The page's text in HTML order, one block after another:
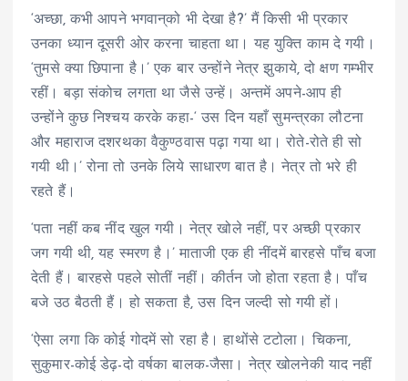
‘अच्छा, कभी आपने भगवान्‌को भी देखा है?’ मैं किसी भी प्रकार
उनका ध्यान दूसरी ओर करना चाहता था। यह युक्ति काम दे गयी।
‘तुमसे क्या छिपाना है।’ एक बार उन्होंने नेत्र झुकाये, दो क्षण गम्भीर
रहीं। बड़ा संकोच लगता था जैसे उन्हें। अन्तमें अपने-आप ही
उन्होंने कुछ निश्चय करके कहा-‘ उस दिन यहाँ सुमन्त्रका लौटना
और महाराज दशरथका वैकुण्ठवास पढ़ा गया था। रोते-रोते ही सो
गयी थी।’ रोना तो उनके लिये साधारण बात है। नेत्र तो भरे ही
रहते हैं।
‘पता नहीं कब नींद खुल गयी। नेत्र खोले नहीं, पर अच्छी प्रकार
जग गयी थी, यह स्मरण है।’ माताजी एक ही नींदमें बारहसे पाँच बजा
देती हैं। बारहसे पहले सोतीं नहीं। कीर्तन जो होता रहता है। पाँच
बजे उठ बैठती हैं। हो सकता है, उस दिन जल्दी सो गयी हों।
‘ऐसा लगा कि कोई गोदमें सो रहा है। हाथोंसे टटोला। चिकना,
सुकुमार-कोई डेढ़-दो वर्षका बालक-जैसा। नेत्र खोलनेकी याद नहीं